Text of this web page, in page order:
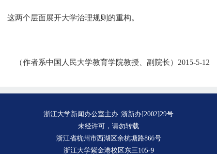
这两个层面展开大学治理规则的重构。
（作者系中国人民大学教育学院教授、副院长）2015-5-12
浙江大学新闻办公室主办 浙新办[2002]29号
未经许可，请勿转载
浙江省杭州市西湖区余杭塘路866号
浙江大学紫金港校区东三105-9